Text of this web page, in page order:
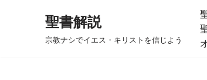
聖書解説
宗教ナシでイエス・キリストを信じよう